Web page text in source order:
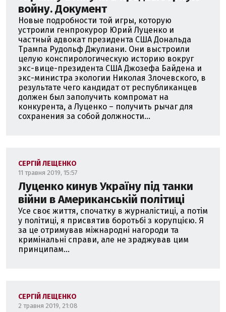
войну. Документ
Новые подробности той игры, которую
устроили генпрокурор Юрий Луценко и
частный адвокат президента США Дональда
Трампа Рудольф Джулиани. Они выстроили
целую конспирологическую историю вокруг
экс-вице-президента США Джозефа Байдена и
экс-министра экологии Николая Злочевского, в
результате чего кандидат от республиканцев
должен был заполучить компромат на
конкурента, а Луценко – получить рычаг для
сохранения за собой должности...
СЕРГІЙ ЛЕЩЕНКО
11 травня 2019, 15:57
Луценко кинув Україну під танки
війни в Американській політиці
Усе своє життя, спочатку в журналістиці, а потім
у політиці, я присвятив боротьбі з корупцією. Я
за це отримував міжнародні нагороди та
кримінальні справи, але не зраджував цим
принципам...
СЕРГІЙ ЛЕЩЕНКО
2 травня 2019, 21:08